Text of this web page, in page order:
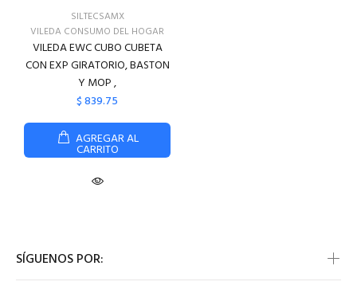
SILTECSAMX
VILEDA CONSUMO DEL HOGAR
VILEDA EWC CUBO CUBETA
CON EXP GIRATORIO, BASTON
Y MOP ,
$ 839.75
AGREGAR AL
CARRITO
SÍGUENOS POR: